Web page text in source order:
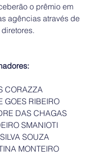
o prêmio em
agências através de
MONTEIRO